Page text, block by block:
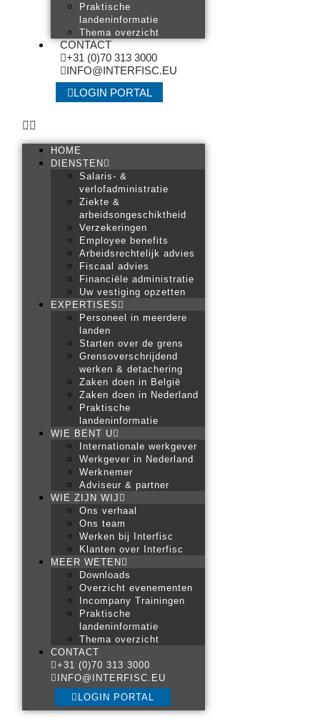
Praktische
landeninformatie
Thema overzicht
CONTACT
+31 (0)70 313 3000
INFO@INTERFISC.EU
LOGIN PORTAL
HOME
DIENSTEN
Salaris- &
verlofadministratie
Ziekte &
arbeidsongeschiktheid
Verzekeringen
Employee benefits
Arbeidsrechtelijk advies
Fiscaal advies
Financiële administratie
Uw vestiging opzetten
EXPERTISES
Personeel in meerdere
landen
Starten over de grens
Grensoverschrijdend
werken & detachering
Zaken doen in België
Zaken doen in Nederland
Praktische
landeninformatie
WIE BENT U
Internationale werkgever
Werkgever in Nederland
Werknemer
Adviseur & partner
WIE ZIJN WIJ
Ons verhaal
Ons team
Werken bij Interfisc
Klanten over Interfisc
MEER WETEN
Downloads
Overzicht evenementen
Incompany Trainingen
Praktische
landeninformatie
Thema overzicht
CONTACT
+31 (0)70 313 3000
INFO@INTERFISC.EU
LOGIN PORTAL